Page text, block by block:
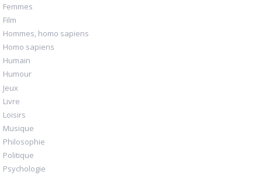
Femmes
Film
Hommes, homo sapiens
Homo sapiens
Humain
Humour
Jeux
Livre
Loisirs
Musique
Philosophie
Politique
Psychologie